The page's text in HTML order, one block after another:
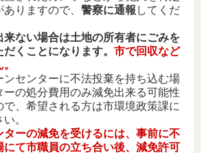
りますので、 警察に通報 してくだ
来ない場合は土地の所有者にごみを
くことになります。 市で回収など
ンセンターに不法投棄を持ち込む場
ーの処分費用のみ減免出来る可能性
で、希望される方は市環境政策課に
。
ターの減免を受けるには、事前に不
にて市職員の立ち合い後、減免許可